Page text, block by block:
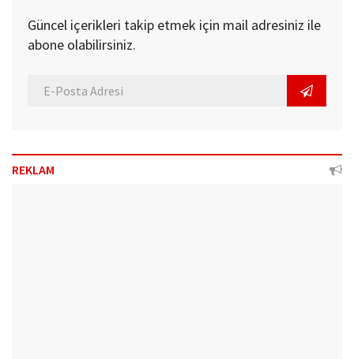
Güncel içerikleri takip etmek için mail adresiniz ile
abone olabilirsiniz.
REKLAM